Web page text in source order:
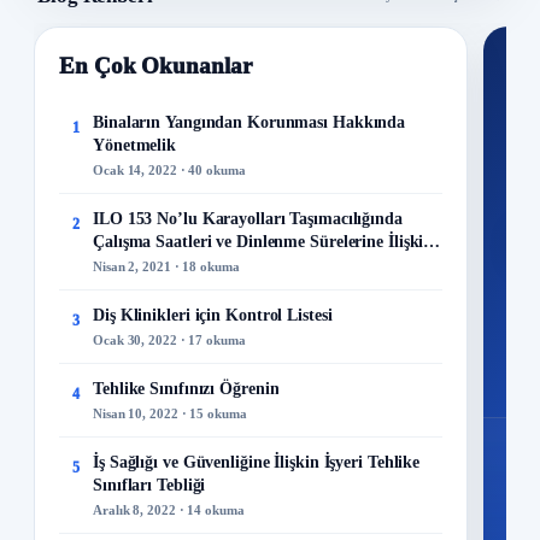
En Çok Okunanlar
1
Binaların Yangından Korunması Hakkında
Yönetmelik
Ocak 14, 2022 · 40 okuma
2
ILO 153 No’lu Karayolları Taşımacılığında
Çalışma Saatleri ve Dinlenme Sürelerine İlişkin
Sözleşme
Nisan 2, 2021 · 18 okuma
3 Diş Klinikleri için Kontrol Listesi
Ocak 30, 2022 · 17 okuma
4 Tehlike Sınıfınızı Öğrenin
Nisan 10, 2022 · 15 okuma
5
İş Sağlığı ve Güvenliğine İlişkin İşyeri Tehlike
Sınıfları Tebliği
Aralık 8, 2022 · 14 okuma